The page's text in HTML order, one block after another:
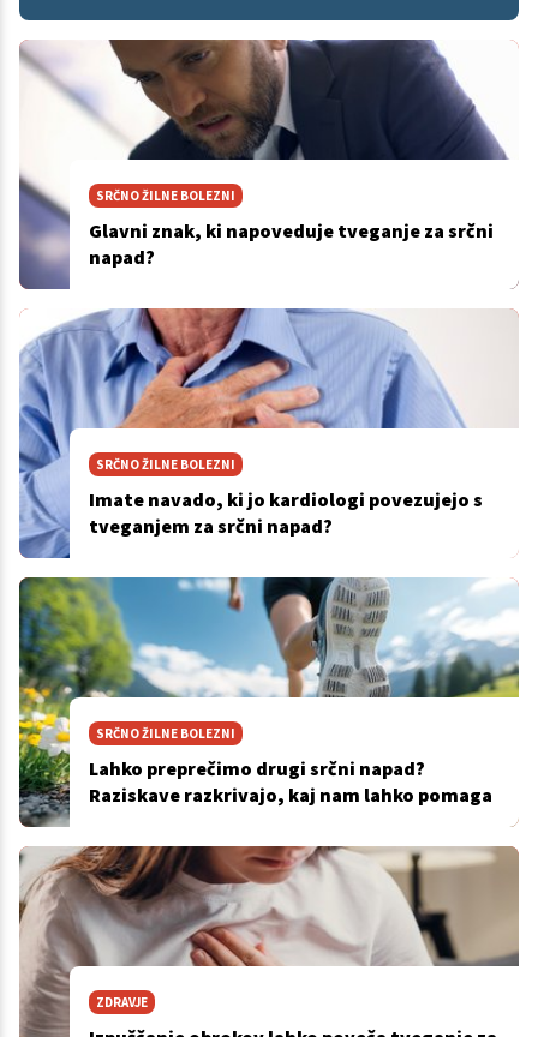
SRČNO ŽILNE BOLEZNI
Glavni znak, ki napoveduje tveganje za srčni
napad?
SRČNO ŽILNE BOLEZNI
Imate navado, ki jo kardiologi povezujejo s
tveganjem za srčni napad?
SRČNO ŽILNE BOLEZNI
Lahko preprečimo drugi srčni napad?
Raziskave razkrivajo, kaj nam lahko pomaga
ZDRAVJE